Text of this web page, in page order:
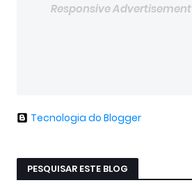
Responsive Advertisement
Tecnologia do Blogger
PESQUISAR ESTE BLOG